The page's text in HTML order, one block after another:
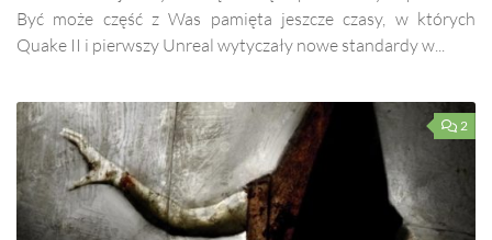
Być może część z Was pamięta jeszcze czasy, w których
Quake II i pierwszy Unreal wytyczały nowe standardy w...
2